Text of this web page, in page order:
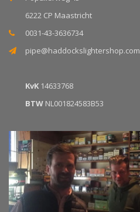
6222 CP Maastricht
0031-43-3636734
pipe@haddockslightershop.com
KvK 14633768
BTW NL001824583B53